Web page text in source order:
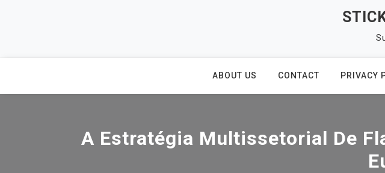
ABOUT US CONTACT PRIVACY
A Estratégia Multissetorial De